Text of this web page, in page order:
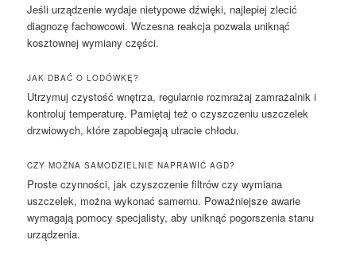
Jeśli urządzenie wydaje nietypowe dźwięki, najlepiej zlecić
diagnozę fachowcowi. Wczesna reakcja pozwala uniknąć
kosztownej wymiany części.
JAK DBAĆ O LODÓWKĘ?
Utrzymuj czystość wnętrza, regularnie rozmrażaj zamrażalnik i
kontroluj temperaturę. Pamiętaj też o czyszczeniu uszczelek
drzwiowych, które zapobiegają utracie chłodu.
CZY MOŻNA SAMODZIELNIE NAPRAWIĆ AGD?
Proste czynności, jak czyszczenie filtrów czy wymiana
uszczelek, można wykonać samemu. Poważniejsze awarie
wymagają pomocy specjalisty, aby uniknąć pogorszenia stanu
urządzenia.